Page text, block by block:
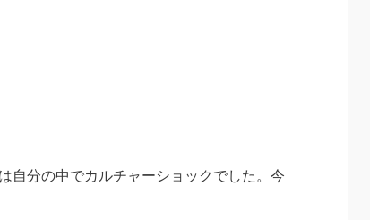
自分の中でカルチャーショックでした。今